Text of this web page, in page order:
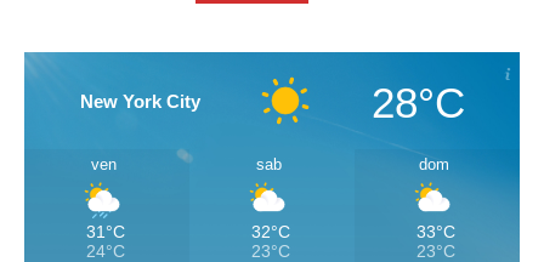
New York City 28°C
ven
31°C
24°C
sab
32°C
23°C
dom
33°C
23°C